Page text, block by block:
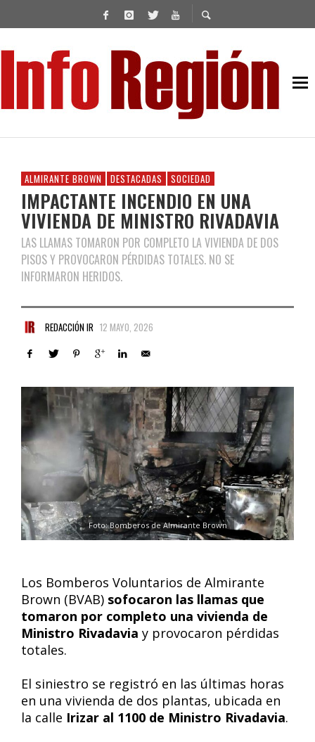
ALMIRANTE BROWN DESTACADAS SOCIEDAD
IMPACTANTE INCENDIO EN UNA
VIVIENDA DE MINISTRO RIVADAVIA
LAS LLAMAS TOMARON POR COMPLETO LA VIVIENDA DE DOS
PISOS Y PROVOCARON PÉRDIDAS TOTALES. NO SE
INFORMARON HERIDOS.
REDACCIÓN IR 12 MAYO, 2026
Foto: Bomberos de Almirante Brown
Los Bomberos Voluntarios de Almirante
Brown (BVAB) sofocaron las llamas que
tomaron por completo una vivienda de
Ministro Rivadavia y provocaron pérdidas
totales.
El siniestro se registró en las últimas horas
en una vivienda de dos plantas, ubicada en
la calle Irizar al 1100 de Ministro Rivadavia.